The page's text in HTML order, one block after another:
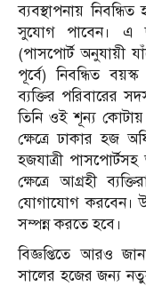
ব্যবস্থাপনায়
সুযোগ পাবেন। এ
(পাসপোর্ট অনুযায়ী
পূর্বে) নিবন্ধিত
ব্যক্তির পরিবারের
তিনি ওই শূন্য কোটায়
ক্ষেত্রে ঢাকার হজ
হজযাত্রী
ক্ষেত্রে আগ্রহী
যোগাযোগ করবেন। উভয়
সম্পন্ন করতে হবে।
বিজ্ঞপ্তিতে আরও
সালের হজের জন্য